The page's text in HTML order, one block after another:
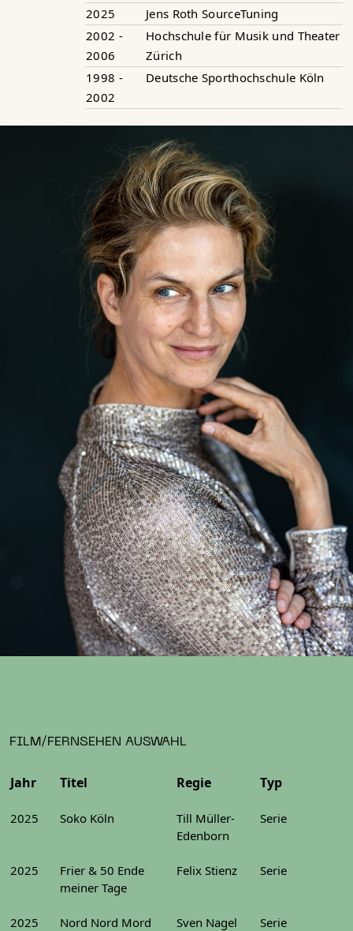
2025
Jens Roth SourceTuning
2002 -
2006
Hochschule für Musik und Theater
Zürich
1998 -
2002
Deutsche Sporthochschule Köln
FILM/FERNSEHEN AUSWAHL
Jahr Titel Regie Typ
2025 Soko Köln
Till Müller-
Edenborn
Serie
2025
Frier & 50 Ende
meiner Tage
Felix Stienz Serie
2025 Nord Nord Mord Sven Nagel Serie